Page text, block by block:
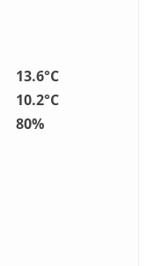
13.6°C
10.2°C
80%